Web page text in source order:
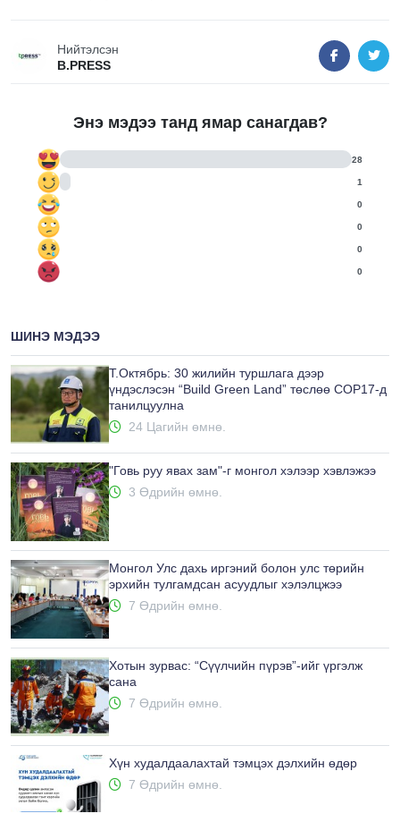
Нийтэлсэн
B.PRESS
Энэ мэдээ танд ямар санагдав?
28
1
0
0
0
0
ШИНЭ МЭДЭЭ
Т.Октябрь: 30 жилийн туршлага дээр
үндэслэсэн “Build Green Land” төслөө COP17-д
танилцуулна
24 Цагийн өмнө.
"Говь руу явах зам"-г монгол хэлээр хэвлэжээ
3 Өдрийн өмнө.
Монгол Улс дахь иргэний болон улс төрийн
эрхийн тулгамдсан асуудлыг хэлэлцжээ
7 Өдрийн өмнө.
Хотын зурвас: “Сүүлчийн пүрэв”-ийг үргэлж
сана
7 Өдрийн өмнө.
Хүн худалдаалахтай тэмцэх дэлхийн өдөр
7 Өдрийн өмнө.